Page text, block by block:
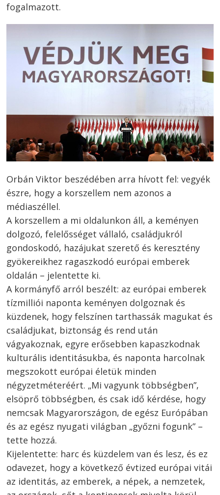
fogalmazott.
Orbán Viktor beszédében arra hívott fel: vegyék
észre, hogy a korszellem nem azonos a
médiaszéllel.
A korszellem a mi oldalunkon áll, a keményen
dolgozó, felelősséget vállaló, családjukról
gondoskodó, hazájukat szerető és keresztény
gyökereikhez ragaszkodó európai emberek
oldalán – jelentette ki.
A kormányfő arról beszélt: az európai emberek
tízmilliói naponta keményen dolgoznak és
küzdenek, hogy felszínen tarthassák magukat és
családjukat, biztonság és rend után
vágyakoznak, egyre erősebben kapaszkodnak
kulturális identitásukba, és naponta harcolnak
megszokott európai életük minden
négyzetméteréért. „Mi vagyunk többségben”,
elsöprő többségben, és csak idő kérdése, hogy
nemcsak Magyarországon, de egész Európában
és az egész nyugati világban „győzni fogunk” –
tette hozzá.
Kijelentette: harc és küzdelem van és lesz, és ez
odavezet, hogy a következő évtized európai vitái
az identitás, az emberek, a népek, a nemzetek,
Bejegyzés
navigáció